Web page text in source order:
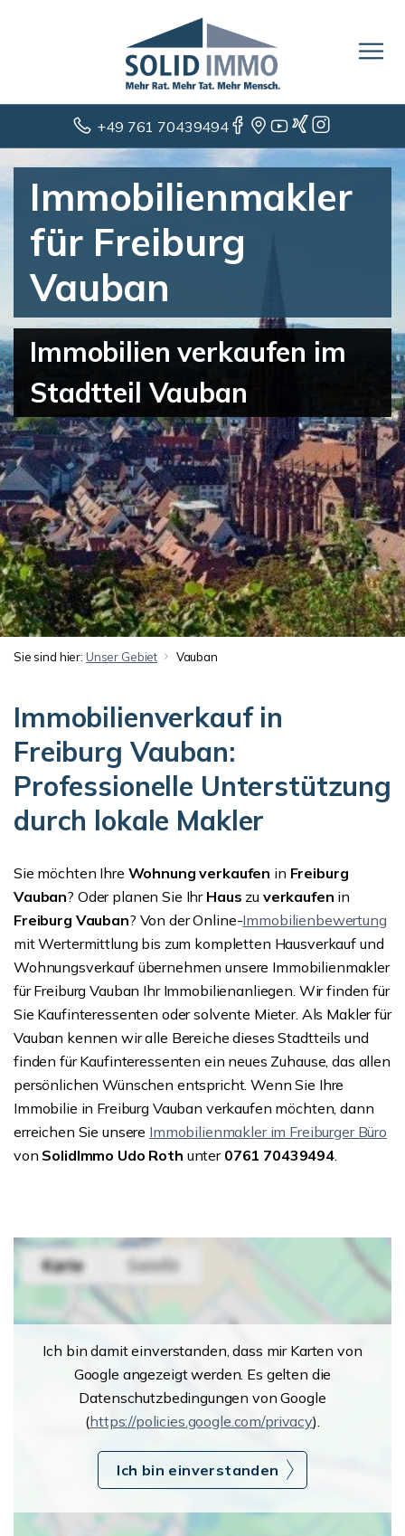
+49 761 70439494
Immobilienmakler
für Freiburg
Vauban
Immobilien verkaufen im
Stadtteil Vauban
Sie sind hier: Unser Gebiet Vauban
Immobilienverkauf in
Freiburg Vauban:
Professionelle Unterstützung
durch lokale Makler
Sie möchten Ihre Wohnung verkaufen in Freiburg
Vauban? Oder planen Sie Ihr Haus zu verkaufen in
Freiburg Vauban? Von der Online-Immobilienbewertung
mit Wertermittlung bis zum kompletten Hausverkauf und
Wohnungsverkauf übernehmen unsere Immobilienmakler
für Freiburg Vauban Ihr Immobilienanliegen. Wir finden für
Sie Kaufinteressenten oder solvente Mieter. Als Makler für
Vauban kennen wir alle Bereiche dieses Stadtteils und
finden für Kaufinteressenten ein neues Zuhause, das allen
persönlichen Wünschen entspricht. Wenn Sie Ihre
Immobilie in Freiburg Vauban verkaufen möchten, dann
erreichen Sie unsere Immobilienmakler im Freiburger Büro
von SolidImmo Udo Roth unter 0761 70439494.
Ich bin damit einverstanden, dass mir Karten von
Google angezeigt werden. Es gelten die
Datenschutzbedingungen von Google
(https://policies.google.com/privacy).
Ich bin einverstanden